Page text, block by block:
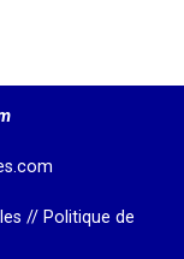
// Politique de